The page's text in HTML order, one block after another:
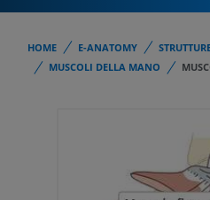
HOME E-ANATOMY
MUSCOLI DELLA MANO